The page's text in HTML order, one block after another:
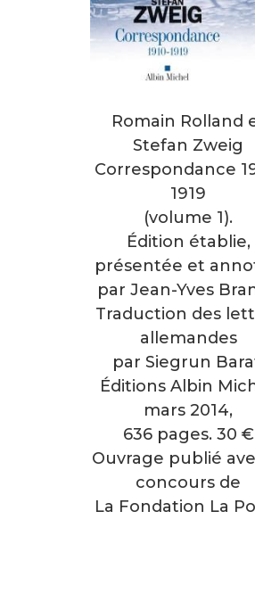
Romain Rolland
Stefan Zweig
Correspondance
1919
(volume 1).
Édition établie,
présentée et
par Jean-Yves
Traduction des
allemandes
par Siegrun
Éditions Albin
mars 2014,
636 pages. 30 €
Ouvrage publié
concours de
La Fondation La